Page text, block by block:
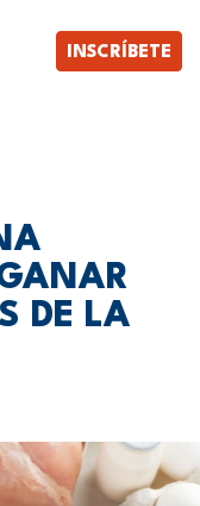
INSCRÍBETE
DE LA